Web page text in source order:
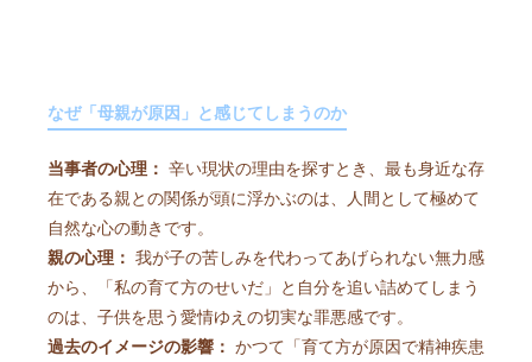
なぜ「母親が原因」と感じてしまうのか
当事者の心理： 辛い現状の理由を探すとき、最も身近な存
在である親との関係が頭に浮かぶのは、人間として極めて
自然な心の動きです。
親の心理： 我が子の苦しみを代わってあげられない無力感
から、「私の育て方のせいだ」と自分を追い詰めてしまう
のは、子供を思う愛情ゆえの切実な罪悪感です。
過去のイメージの影響： かつて「育て方が原因で精神疾患